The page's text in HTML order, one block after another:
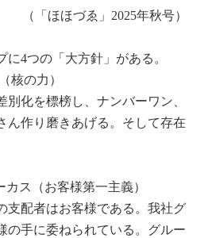
（「ほほづゑ」2025年秋号）
に4つの「大方針」がある。
核の力）
化を標榜し、ナンバーワン、
ん作り磨きあげる。そして存在
ス（お客様第一主義）
配者はお客様である。我社グ
の手に委ねられている。グルー